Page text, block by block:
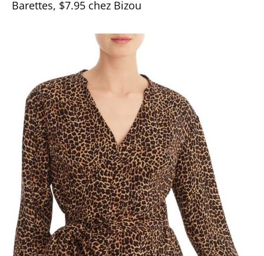
Barettes, $7.95 chez Bizou